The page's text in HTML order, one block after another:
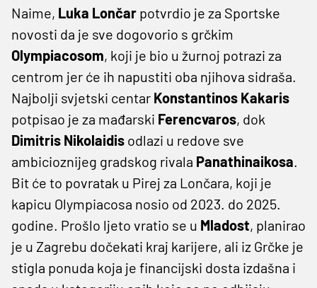
Naime, Luka Lončar potvrdio je za Sportske
novosti da je sve dogovorio s grčkim
Olympiacosom, koji je bio u žurnoj potrazi za
centrom jer će ih napustiti oba njihova sidraša.
Najbolji svjetski centar Konstantinos Kakaris
potpisao je za mađarski Ferencvaros, dok
Dimitris Nikolaidis odlazi u redove sve
ambicioznijeg gradskog rivala Panathinaikosa.
Bit će to povratak u Pirej za Lončara, koji je
kapicu Olympiacosa nosio od 2023. do 2025.
godine. Prošlo ljeto vratio se u Mladost, planirao
je u Zagrebu dočekati kraj karijere, ali iz Grčke je
stigla ponuda koja je financijski dosta izdašna i